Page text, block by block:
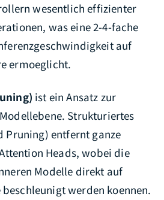
wesentlich effizienter
was eine 2-4-fache
auf
ermoeglicht.
ist ein Ansatz zur
Strukturiertes
Pruning) entfernt ganze
Heads, wobei die
Modelle direkt auf
werden koennen.